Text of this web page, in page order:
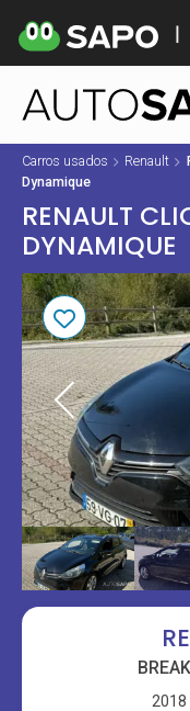
Carros usados Renault
Dynamique
RENAULT
DYNAMIQUE
2018